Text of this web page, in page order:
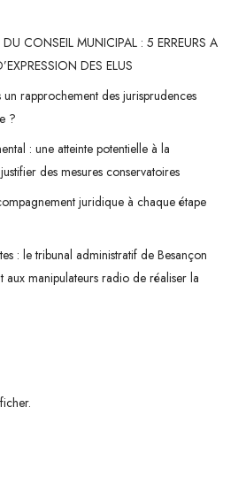
DU CONSEIL MUNICIPAL : 5 ERREURS A
DES ELUS
un rapprochement des jurisprudences
?
: une atteinte potentielle à la
des mesures conservatoires
juridique à chaque étape
: le tribunal administratif de Besançon
aux manipulateurs radio de réaliser la